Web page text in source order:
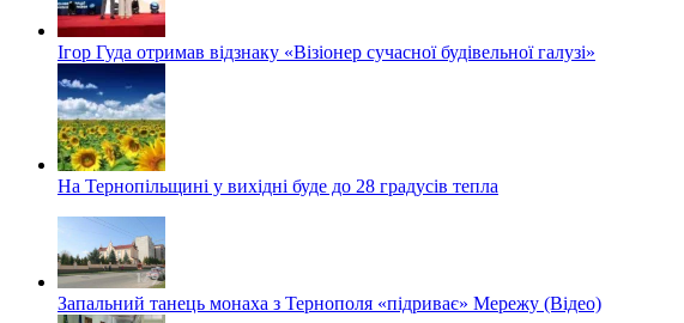
Ігор Гуда отримав відзнаку «Візіонер сучасної будівельної галузі»
На Тернопільщині у вихідні буде до 28 градусів тепла
Запальний танець монаха з Тернополя «підриває» Мережу (Відео)